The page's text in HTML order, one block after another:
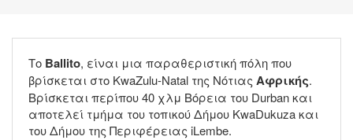
Το Ballito, είναι μια παραθεριστική πόλη που
βρίσκεται στο KwaZulu-Natal της Νότιας Αφρικής.
Βρίσκεται περίπου 40 χλμ Βόρεια του Durban και
αποτελεί τμήμα του τοπικού Δήμου KwaDukuza και
του Δήμου της Περιφέρειας iLembe.